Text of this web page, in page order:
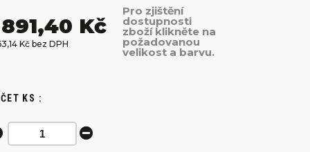
891,40 Kč
Kč bez DPH
Pro zjištění
dostupnosti
zboží klikněte na
požadovanou
velikost a barvu.
KS :